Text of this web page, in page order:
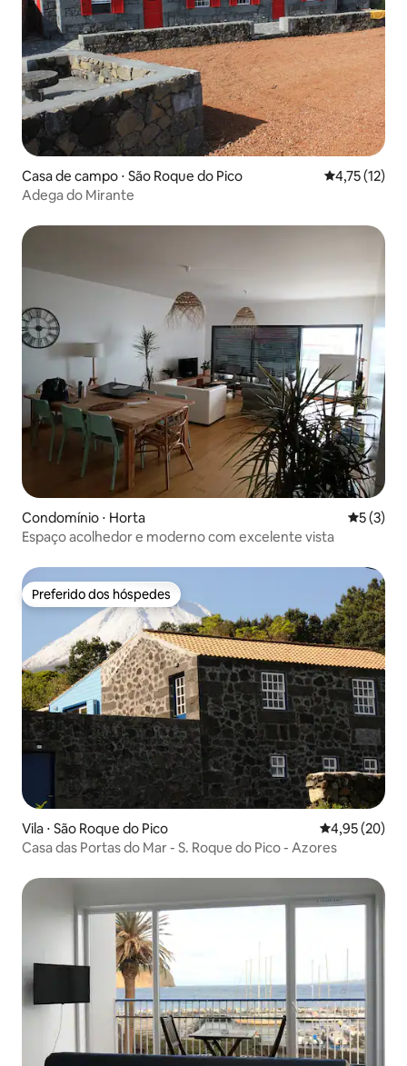
Casa de campo ⋅ São Roque do Pico 4,75 de uma
4,75 (12)
Adega do Mirante
Condomínio ⋅ Horta 5 de
5 (3)
Espaço acolhedor e moderno com excelente vista
Preferido dos hóspedes
Preferido dos hóspedes
Vila ⋅ São Roque do Pico 4,95 de uma
4,95 (20)
Casa das Portas do Mar - S. Roque do Pico - Azores